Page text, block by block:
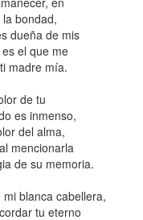
bondad,
dueña de mis
el que me
madre mía.
de tu
es inmenso,
del alma,
mencionarla
de su memoria.
blanca cabellera,
tu eterno